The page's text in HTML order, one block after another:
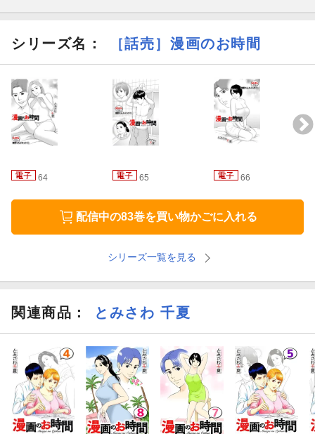
シリーズ名： ［話売］漫画のお時間
64 65 66
配信中の83巻を買い物かごに入れる
シリーズ一覧を見る
関連商品 ： とみさわ 千夏